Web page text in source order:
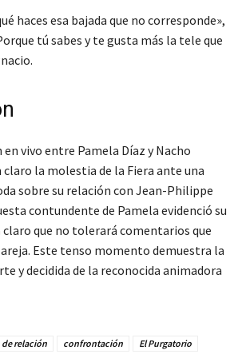
haces esa bajada que no corresponde»,
tú sabes y te gusta más la tele que
vivo entre Pamela Díaz y Nacho
la molestia de la Fiera ante una
sobre su relación con Jean-Philippe
contundente de Pamela evidenció su
claro que no tolerará comentarios que
Este tenso momento demuestra la
y decidida de la reconocida animadora
relación confrontación
El Purgatorio